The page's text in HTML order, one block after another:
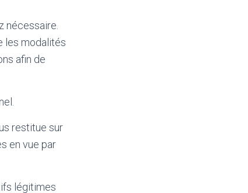
nécessaire.
les modalités
afin de
restitue sur
en vue par
légitimes